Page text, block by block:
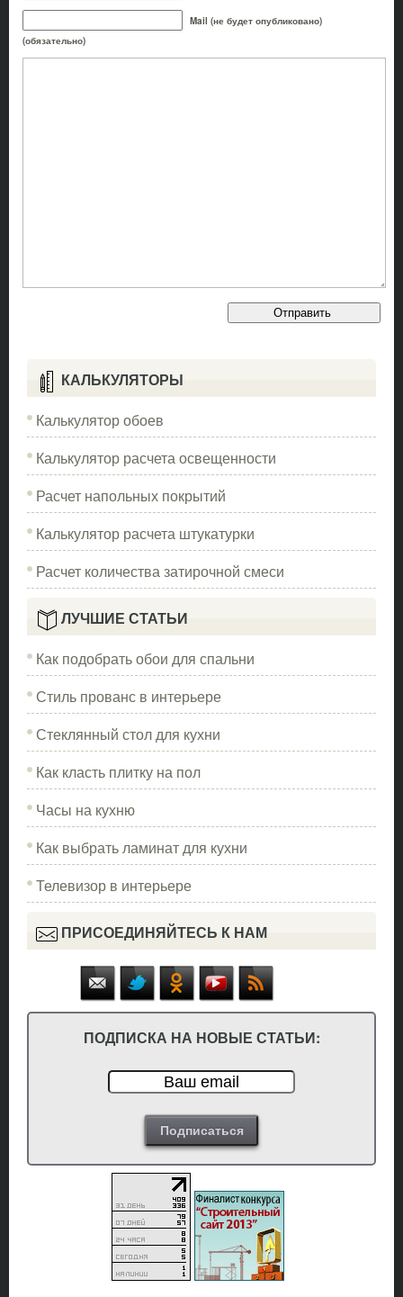
Mail (не будет опубликовано)
(обязательно)
КАЛЬКУЛЯТОРЫ
Калькулятор обоев
Калькулятор расчета освещенности
Расчет напольных покрытий
Калькулятор расчета штукатурки
Расчет количества затирочной смеси
ЛУЧШИЕ СТАТЬИ
Как подобрать обои для спальни
Стиль прованс в интерьере
Стеклянный стол для кухни
Как класть плитку на пол
Часы на кухню
Как выбрать ламинат для кухни
Телевизор в интерьере
ПРИСОЕДИНЯЙТЕСЬ К НАМ
ПОДПИСКА НА НОВЫЕ СТАТЬИ: